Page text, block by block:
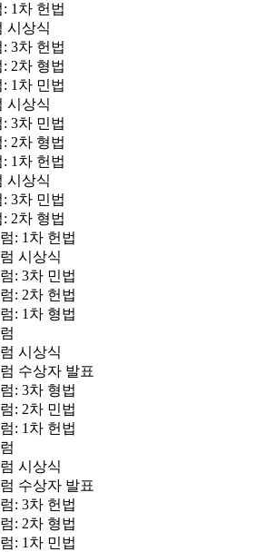
1차 헌법
시상식
3차 헌법
2차 형법
1차 민법
시상식
3차 민법
2차 형법
1차 헌법
시상식
3차 민법
2차 형법
: 1차 헌법
시상식
: 3차 민법
: 2차 헌법
: 1차 형법
시상식
수상자 발표
: 3차 형법
: 2차 민법
: 1차 헌법
시상식
수상자 발표
: 3차 헌법
: 2차 형법
: 1차 민법